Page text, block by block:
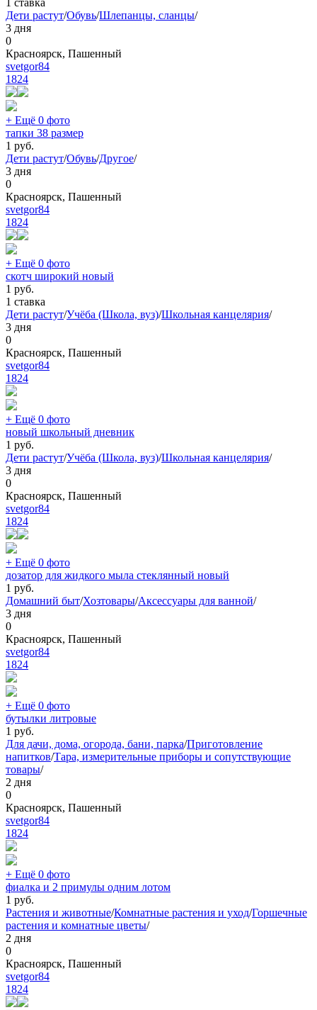
1 ставка
Дети растут/Обувь/Шлепанцы, сланцы/
3 дня
0
Красноярск, Пашенный
svetgor84
1824
+ Ещё 0 фото
тапки 38 размер
1 руб.
Дети растут/Обувь/Другое/
3 дня
0
Красноярск, Пашенный
svetgor84
1824
+ Ещё 0 фото
скотч широкий новый
1 руб.
1 ставка
Дети растут/Учёба (Школа, вуз)/Школьная канцелярия/
3 дня
0
Красноярск, Пашенный
svetgor84
1824
+ Ещё 0 фото
новый школьный дневник
1 руб.
Дети растут/Учёба (Школа, вуз)/Школьная канцелярия/
3 дня
0
Красноярск, Пашенный
svetgor84
1824
+ Ещё 0 фото
дозатор для жидкого мыла стеклянный новый
1 руб.
Домашний быт/Хозтовары/Аксессуары для ванной/
3 дня
0
Красноярск, Пашенный
svetgor84
1824
+ Ещё 0 фото
бутылки литровые
1 руб.
Для дачи, дома, огорода, бани, парка/Приготовление
напитков/Тара, измерительные приборы и сопутствующие
товары/
2 дня
0
Красноярск, Пашенный
svetgor84
1824
+ Ещё 0 фото
фиалка и 2 примулы одним лотом
1 руб.
Растения и животные/Комнатные растения и уход/Горшечные
растения и комнатные цветы/
2 дня
0
Красноярск, Пашенный
svetgor84
1824